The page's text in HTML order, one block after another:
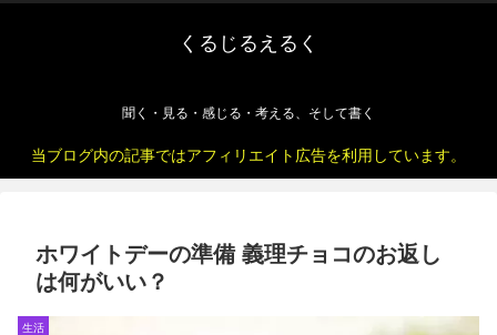
くるじるえるく
聞く・見る・感じる・考える、そして書く
当ブログ内の記事ではアフィリエイト広告を利用しています。
ホワイトデーの準備 義理チョコのお返し
は何がいい？
生活